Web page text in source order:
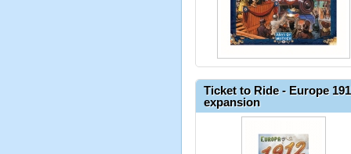
Ticket to Ride - Europe
expansion